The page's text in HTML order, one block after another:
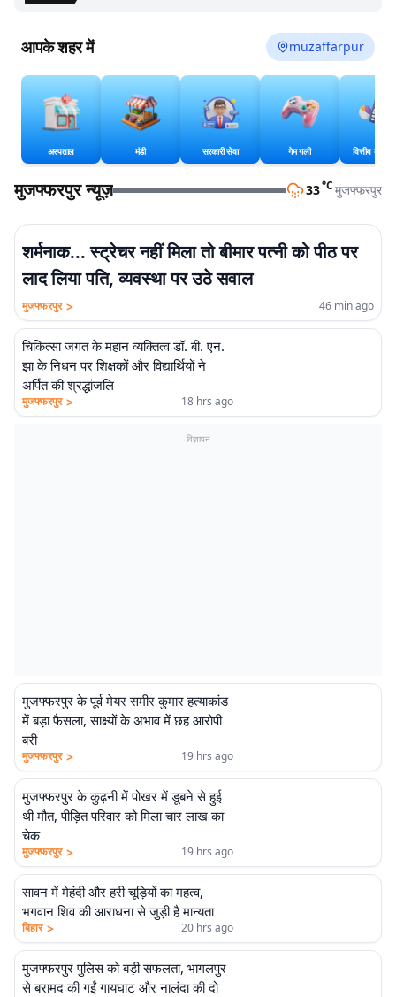
आपके शहर में muzaffarpur
अस्पताल मंडी सरकारी सेवा गेम गली वित्तीय
मुजफ्फरपुर न्यूज़ 33°Cमुजफ्फरपुर
शर्मनाक... स्ट्रेचर नहीं मिला तो बीमार पत्नी को पीठ पर
लाद लिया पति, व्यवस्था पर उठे सवाल
मुजफ्फरपुर > 46 min ago
चिकित्सा जगत के महान व्यक्तित्व डॉ. बी. एन.
झा के निधन पर शिक्षकों और विद्यार्थियों ने
अर्पित की श्रद्धांजलि
मुजफ्फरपुर > 18 hrs ago
विज्ञापन
मुजफ्फरपुर के पूर्व मेयर समीर कुमार हत्याकांड
में बड़ा फैसला, साक्ष्यों के अभाव में छह आरोपी
बरी
मुजफ्फरपुर > 19 hrs ago
मुजफ्फरपुर के कुढ़नी में पोखर में डूबने से हुई
थी मौत, पीड़ित परिवार को मिला चार लाख का
चेक
मुजफ्फरपुर > 19 hrs ago
सावन में मेहंदी और हरी चूड़ियों का महत्व,
भगवान शिव की आराधना से जुड़ी है मान्यता
बिहार > 20 hrs ago
मुजफ्फरपुर पुलिस को बड़ी सफलता, भागलपुर
से बरामद की गईं गायघाट और नालंदा की दो